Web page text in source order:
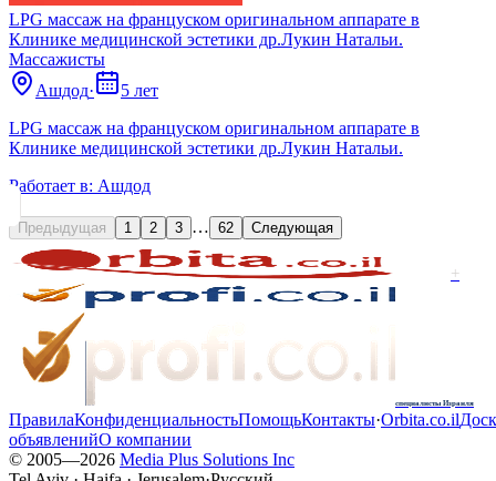
LPG массаж на француском оригинальном аппарате в
Клинике медицинской эстетики др.Лукин Натальи.
Массажисты
Ашдод·
5 лет
LPG массаж на француском оригинальном аппарате в
Клинике медицинской эстетики др.Лукин Натальи.
Работает в: Ашдод
Предыдущая 1 2 3 … 62 Следующая
+
специалисты Израиля
ПравилаКонфиденциальностьПомощьКонтакты·Orbita.co.il
объявленийО компании
© 2005—2026 Media Plus Solutions Inc